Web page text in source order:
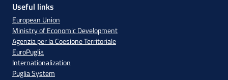
Useful links
European Union
Ministry of Economic Development
Agenzia per la Coesione Territoriale
EuroPuglia
Internationalization
Puglia System